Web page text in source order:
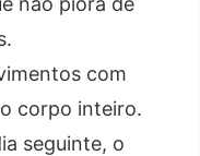
com
corpo inteiro.
seguinte, o